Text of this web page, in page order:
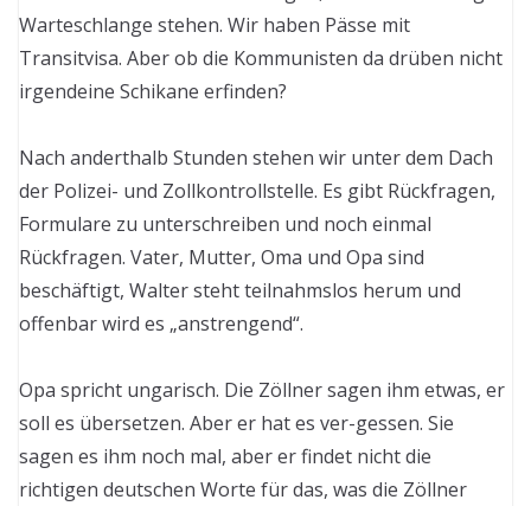
Warteschlange stehen. Wir haben Pässe mit
Transitvisa. Aber ob die Kommunisten da drüben nicht
irgendeine Schikane erfinden?
Nach anderthalb Stunden stehen wir unter dem Dach
der Polizei- und Zollkontrollstelle. Es gibt Rückfragen,
Formulare zu unterschreiben und noch einmal
Rückfragen. Vater, Mutter, Oma und Opa sind
beschäftigt, Walter steht teilnahmslos herum und
offenbar wird es „anstrengend“.
Opa spricht ungarisch. Die Zöllner sagen ihm etwas, er
soll es übersetzen. Aber er hat es ver-gessen. Sie
sagen es ihm noch mal, aber er findet nicht die
richtigen deutschen Worte für das, was die Zöllner